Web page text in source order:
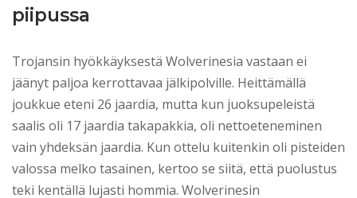
piipussa
Trojansin hyökkäyksestä Wolverinesia vastaan ei
jäänyt paljoa kerrottavaa jälkipolville. Heittämällä
joukkue eteni 26 jaardia, mutta kun juoksupeleistä
saalis oli 17 jaardia takapakkia, oli nettoeteneminen
vain yhdeksän jaardia. Kun ottelu kuitenkin oli pisteiden
valossa melko tasainen, kertoo se siitä, että puolustus
teki kentällä lujasti hommia. Wolverinesin